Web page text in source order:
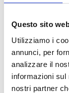
Questo sito
Utilizziamo i
annunci, per
analizzare il
informazioni
nostri partner